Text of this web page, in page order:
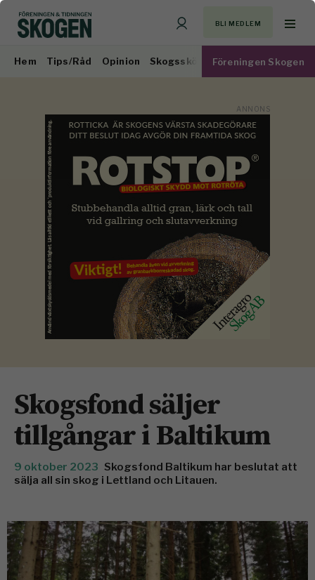
BLI MEDLEM
Hem Tips/Råd Opinion Skogsskötsel Virkesmarknad
Föreningen Skogen
Skogsfond säljer
tillgångar i Baltikum
9 oktober 2023 Skogsfond Baltikum har beslutat att
sälja all sin skog i Lettland och Litauen.